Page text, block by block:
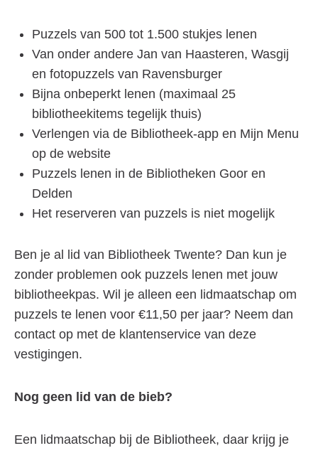
Puzzels van 500 tot 1.500 stukjes lenen
Van onder andere Jan van Haasteren, Wasgij
en fotopuzzels van Ravensburger
Bijna onbeperkt lenen (maximaal 25
bibliotheekitems tegelijk thuis)
Verlengen via de Bibliotheek-app en Mijn Menu
op de website
Puzzels lenen in de Bibliotheken Goor en
Delden
Het reserveren van puzzels is niet mogelijk
Ben je al lid van Bibliotheek Twente? Dan kun je
zonder problemen ook puzzels lenen met jouw
bibliotheekpas. Wil je alleen een lidmaatschap om
puzzels te lenen voor €11,50 per jaar? Neem dan
contact op met de klantenservice van deze
vestigingen.
Nog geen lid van de bieb?
Een lidmaatschap bij de Bibliotheek, daar krijg je